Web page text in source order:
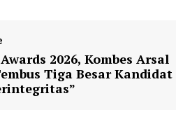
2026, Kombes Arsal
Tiga Besar Kandidat